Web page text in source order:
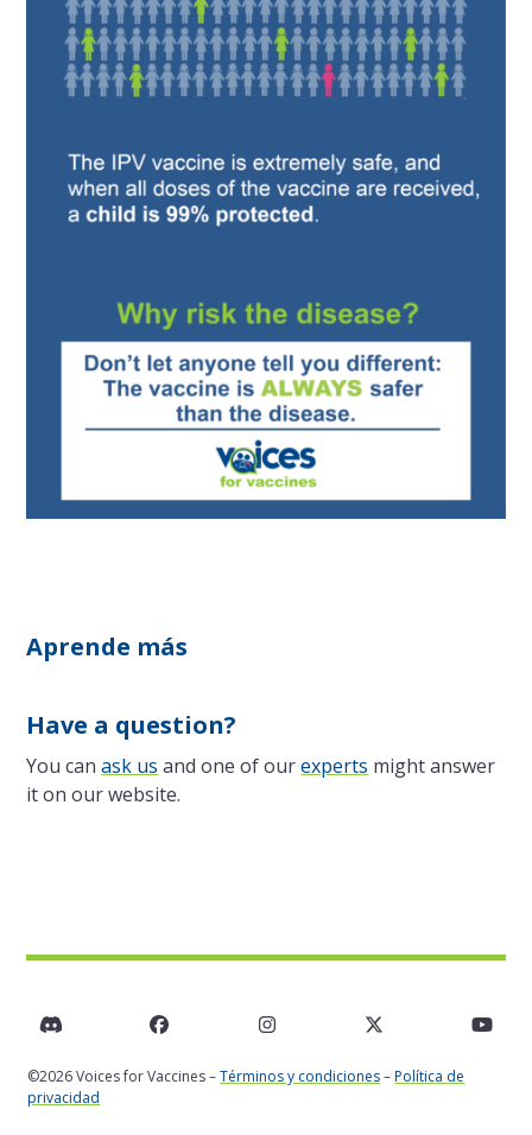
Aprende más
Have a question?
You canask us and one of ourexperts might answer
it on our website.
Discord FacebookInstagramTwitter
©2026 Voices for Vaccines –Términos y condiciones–Política de
privacidad